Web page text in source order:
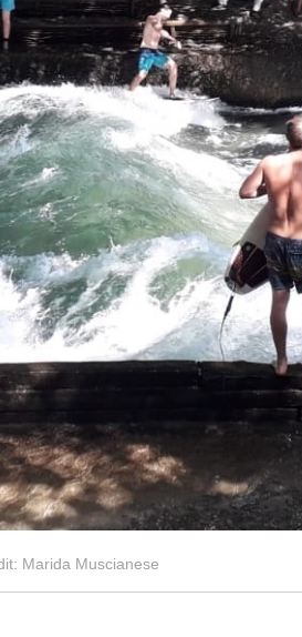
Marida Muscianese